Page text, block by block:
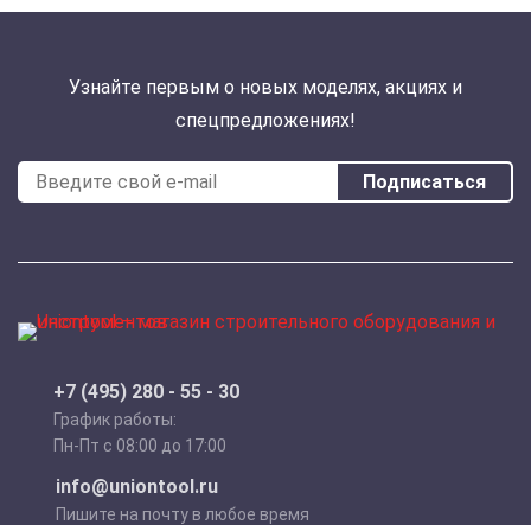
Узнайте первым о новых моделях, акциях и
спецпредложениях!
Подписаться
+7 (495) 280 - 55 - 30
График работы:
Пн-Пт с 08:00 до 17:00
info@uniontool.ru
Пишите на почту в любое время